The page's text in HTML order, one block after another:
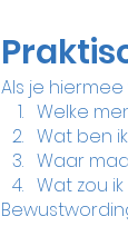
Als je
Welke
Wat ben
Waar
Wat zou